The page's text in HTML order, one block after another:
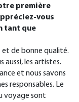
première
vous
tant que
de bonne qualité.
les artistes.
et nous savons
responsables. Le
voyage sont